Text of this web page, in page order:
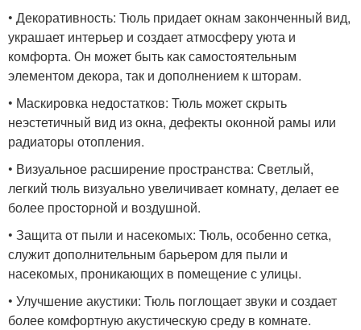
• Декоративность: Тюль придает окнам законченный вид,
украшает интерьер и создает атмосферу уюта и
комфорта. Он может быть как самостоятельным
элементом декора, так и дополнением к шторам.
• Маскировка недостатков: Тюль может скрыть
неэстетичный вид из окна, дефекты оконной рамы или
радиаторы отопления.
• Визуальное расширение пространства: Светлый,
легкий тюль визуально увеличивает комнату, делает ее
более просторной и воздушной.
• Защита от пыли и насекомых: Тюль, особенно сетка,
служит дополнительным барьером для пыли и
насекомых, проникающих в помещение с улицы.
• Улучшение акустики: Тюль поглощает звуки и создает
более комфортную акустическую среду в комнате.